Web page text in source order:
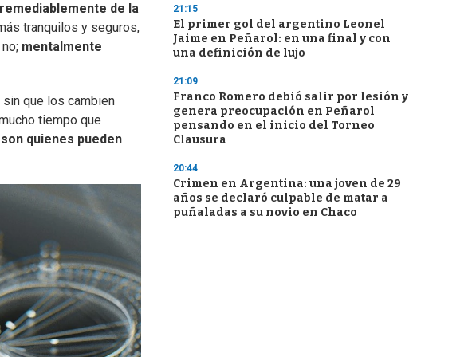
de la
tranquilos y seguros,
mentalmente
que los cambien
tiempo que
quienes pueden
21:15
El primer gol del argentino Leonel
Jaime en Peñarol: en una final y con
una definición de lujo
21:09
Franco Romero debió salir por lesión y
genera preocupación en Peñarol
pensando en el inicio del Torneo
Clausura
20:44
Crimen en Argentina: una joven de 29
años se declaró culpable de matar a
puñaladas a su novio en Chaco